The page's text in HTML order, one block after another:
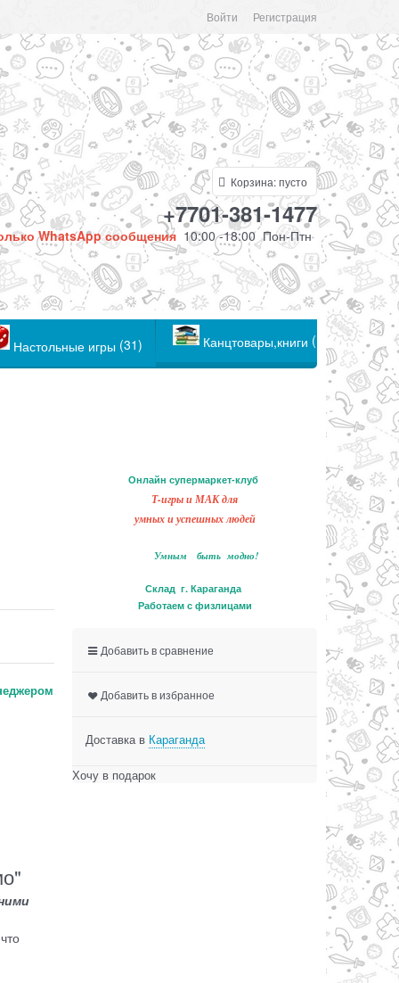
Войти Регистрация
Корзина:пусто
+7701-381-1477
WhatsApp сообщения 10:00 -18:00 Пон-Птн
Настольные игры (31) Канцтовары,книги (104)
Онлайн супермаркет-клуб
Т-игры и МАК для
умных и успешных людей
Умным быть модно!
Склад г. Караганда
Работаем с физлицами
Добавить в сравнение
Добавить в избранное
Доставка в Караганда
Хочу в подарок